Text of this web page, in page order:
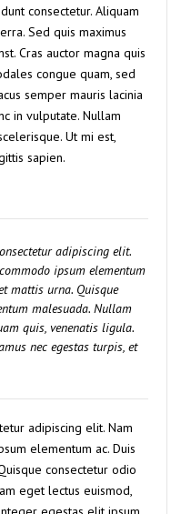
consectetur. Aliquam
Sed quis maximus
Cras auctor magna quis
congue quam, sed
semper mauris lacinia
in vulputate. Nullam
Ut mi est,
sapien.
adipiscing elit.
ipsum elementum
mattis urna. Quisque
malesuada. Nullam
quis, venenatis ligula.
nec egestas turpis, et
adipiscing elit. Nam
elementum ac. Duis
consectetur odio
eget lectus euismod,